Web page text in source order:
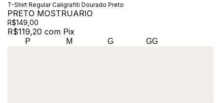
T-Shirt Regular Caligrafiti Dourado Preto
PRETO MOSTRUARIO
R$149,00
R$119,20 com Pix
P M G GG